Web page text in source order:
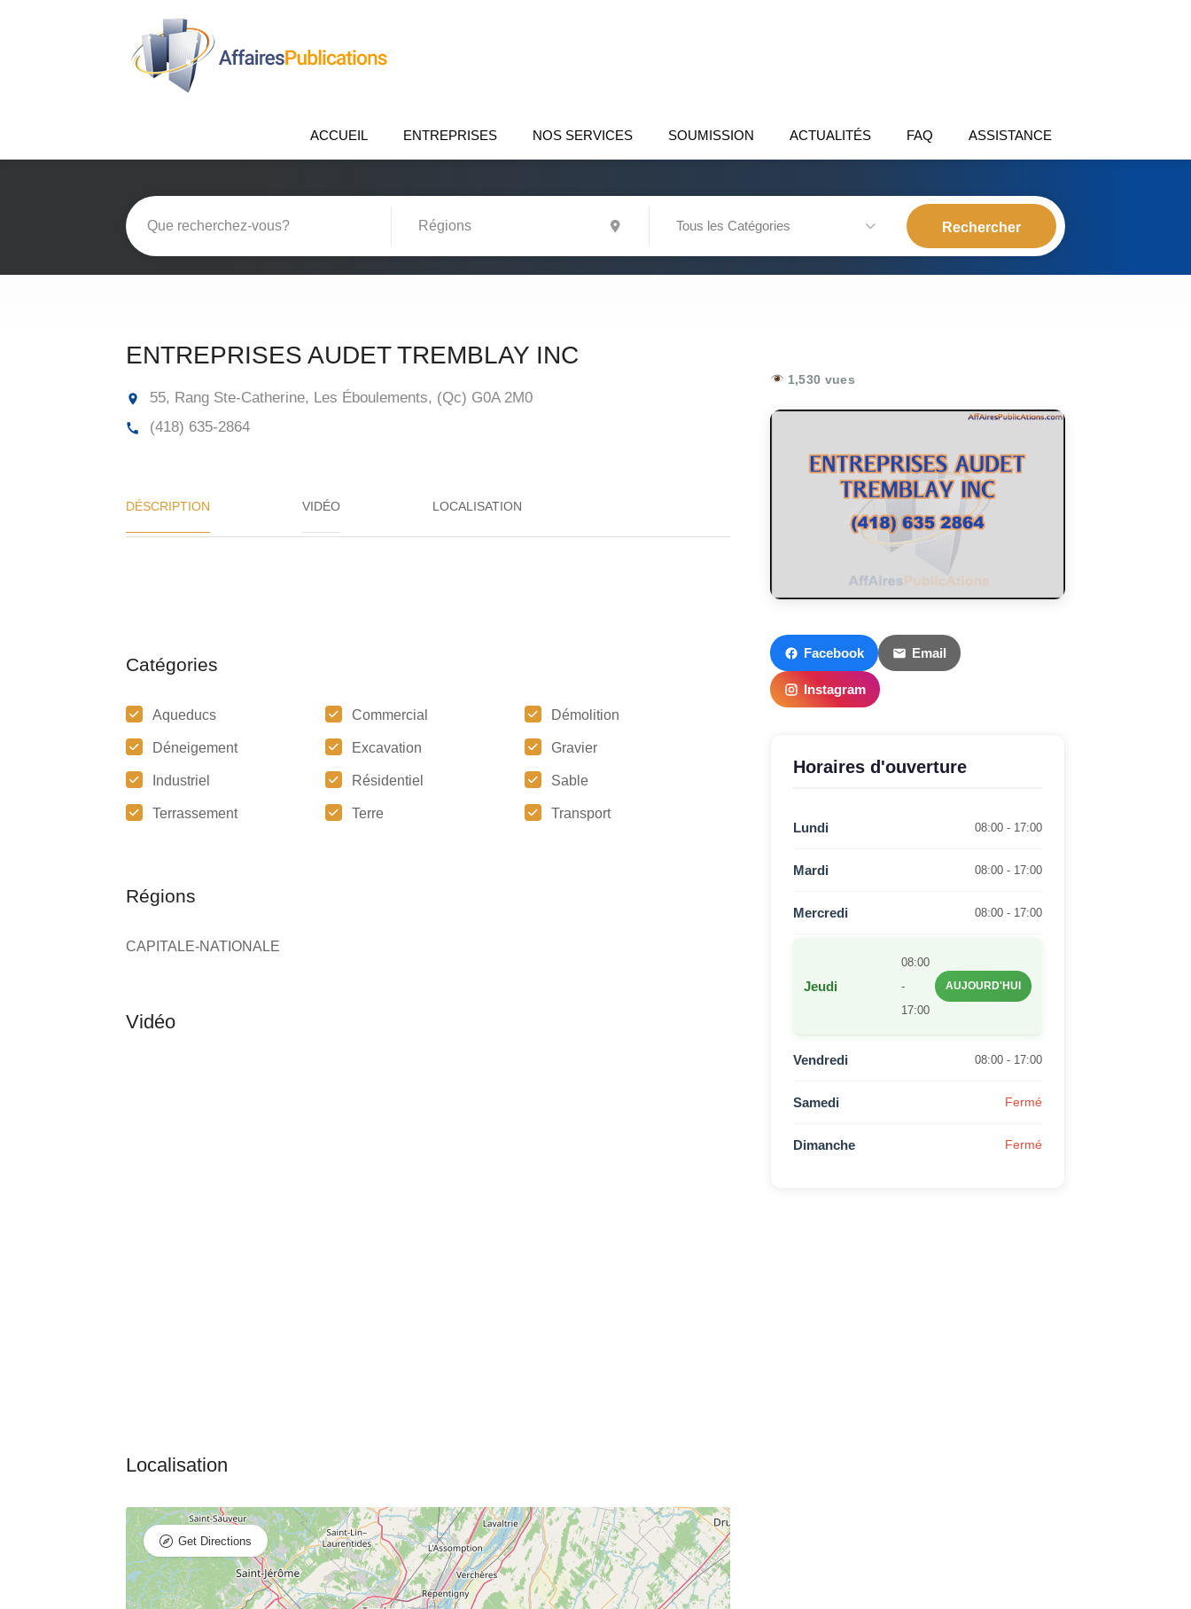
ACCUEIL ENTREPRISES NOS SERVICES SOUMISSION ACTUALITÉS FAQ ASSISTANCE
Tous les Catégories
ENTREPRISES AUDET TREMBLAY INC
55, Rang Ste-Catherine, Les Éboulements, (Qc) G0A 2M0
(418) 635-2864
DÉSCRIPTION VIDÉO
Catégories
Aqueducs Commercial Démolition
Déneigement Excavation Gravier
Industriel Résidentiel Sable
Terrassement Terre Transport
Régions
CAPITALE-NATIONALE
Get Directions
1,530 vues
Facebook Email
Instagram
Horaires d'ouverture
Lundi 08:00 - 17:00
Mardi 08:00 - 17:00
Mercredi 08:00 - 17:00
Jeudi
08:00
-
17:00
AUJOURD'HUI
Vendredi 08:00 - 17:00
Samedi Fermé
Dimanche Fermé